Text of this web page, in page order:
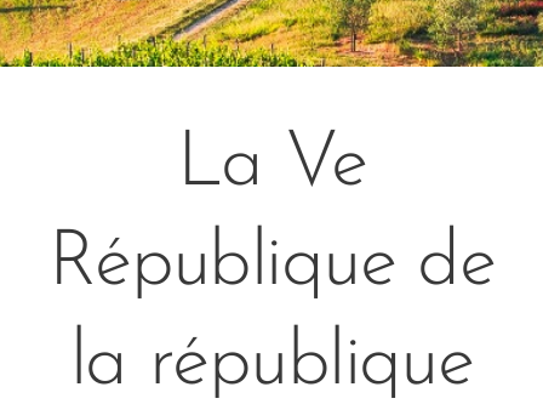
La Ve
République de
la république